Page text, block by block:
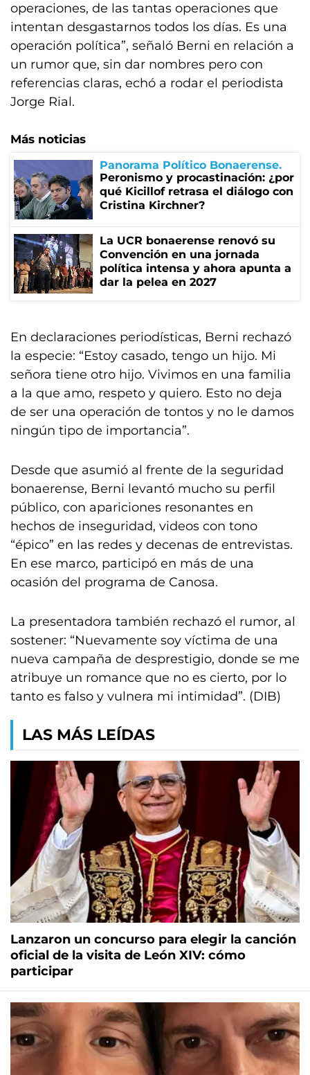
operaciones, de las tantas operaciones que
intentan desgastarnos todos los días. Es una
operación política”, señaló Berni en relación a
un rumor que, sin dar nombres pero con
referencias claras, echó a rodar el periodista
Jorge Rial.
Más noticias
Panorama Político Bonaerense
Peronismo y procastinación: ¿por
qué Kicillof retrasa el diálogo con
Cristina Kirchner?
La UCR bonaerense renovó su
Convención en una jornada
política intensa y ahora apunta a
dar la pelea en 2027
En declaraciones periodísticas, Berni rechazó
la especie: “Estoy casado, tengo un hijo. Mi
señora tiene otro hijo. Vivimos en una familia
a la que amo, respeto y quiero. Esto no deja
de ser una operación de tontos y no le damos
ningún tipo de importancia”.
Desde que asumió al frente de la seguridad
bonaerense, Berni levantó mucho su perfil
público, con apariciones resonantes en
hechos de inseguridad, videos con tono
“épico” en las redes y decenas de entrevistas.
En ese marco, participó en más de una
ocasión del programa de Canosa.
La presentadora también rechazó el rumor, al
sostener: “Nuevamente soy víctima de una
nueva campaña de desprestigio, donde se me
atribuye un romance que no es cierto, por lo
tanto es falso y vulnera mi intimidad”. (DIB)
LAS MÁS LEÍDAS
Lanzaron un concurso para elegir la canción
oficial de la visita de León XIV: cómo
participar